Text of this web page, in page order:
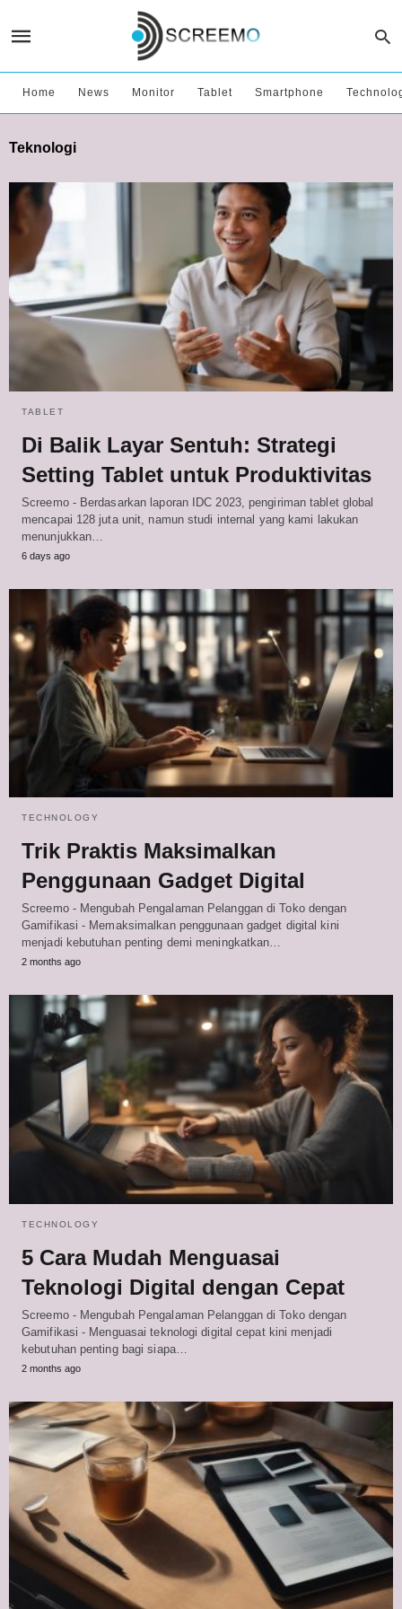
Home News Monitor Tablet Smartphone
Teknologi
TABLET
Di Balik Layar Sentuh: Strategi
Setting Tablet untuk Produktivitas
Screemo - Berdasarkan laporan IDC 2023, pengiriman tablet global
mencapai 128 juta unit, namun studi internal yang kami lakukan
menunjukkan…
6 days ago
TECHNOLOGY
Trik Praktis Maksimalkan
Penggunaan Gadget Digital
Screemo - Mengubah Pengalaman Pelanggan di Toko dengan
Gamifikasi - Memaksimalkan penggunaan gadget digital kini
menjadi kebutuhan penting demi meningkatkan…
2 months ago
TECHNOLOGY
5 Cara Mudah Menguasai
Teknologi Digital dengan Cepat
Screemo - Mengubah Pengalaman Pelanggan di Toko dengan
Gamifikasi - Menguasai teknologi digital cepat kini menjadi
kebutuhan penting bagi siapa…
2 months ago